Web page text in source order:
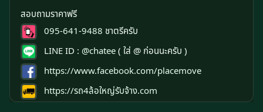
สอบถามราคาฟรี
095-641-9488 ชาตรีครับ
LINE ID : @chatee( ใส่ @ ก่อนนะครับ )
https://www.facebook.com/placemove
https://รถ4ล้อใหญ่รับจ้าง.com